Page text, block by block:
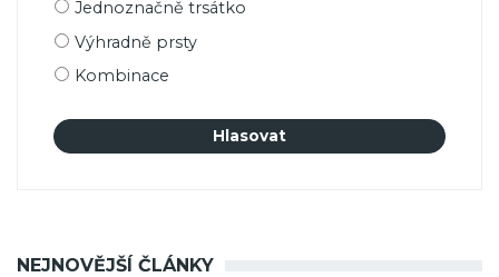
Jednoznačně trsátko
Výhradně prsty
Kombinace
NEJNOVĚJŠÍ ČLÁNKY